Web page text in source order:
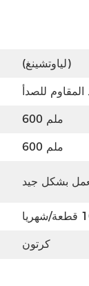
(لياوتشينغ)
600 ملم
600 ملم
كرتون